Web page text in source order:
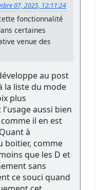
07, 2025, 12:11:24
fonctionnalité
certaines
venue des
au post
la liste du mode
plus
aussi bien
il en est
à
boitier, comme
que les D et
sans
ce souci quand